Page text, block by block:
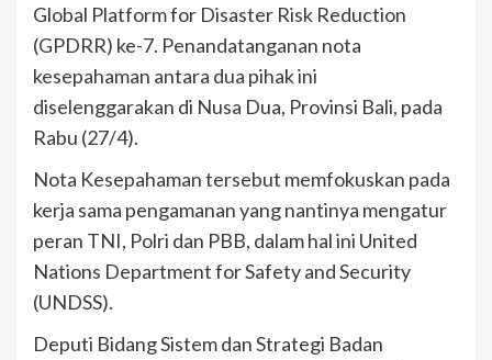
Global Platform for Disaster Risk Reduction
(GPDRR) ke-7. Penandatanganan nota
kesepahaman antara dua pihak ini
diselenggarakan di Nusa Dua, Provinsi Bali, pada
Rabu (27/4).
Nota Kesepahaman tersebut memfokuskan pada
kerja sama pengamanan yang nantinya mengatur
peran TNI, Polri dan PBB, dalam hal ini United
Nations Department for Safety and Security
(UNDSS).
Deputi Bidang Sistem dan Strategi Badan